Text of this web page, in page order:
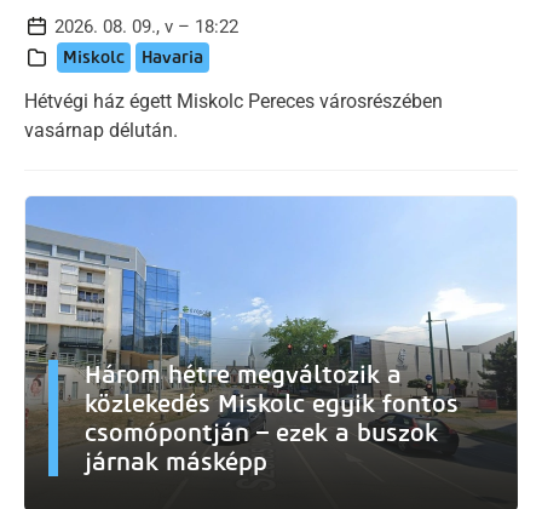
2026. 08. 09., v – 18:22
Miskolc Havaria
Hétvégi ház égett Miskolc Pereces városrészében
vasárnap délután.
Három hétre megváltozik a
közlekedés Miskolc egyik fontos
csomópontján – ezek a buszok
járnak másképp